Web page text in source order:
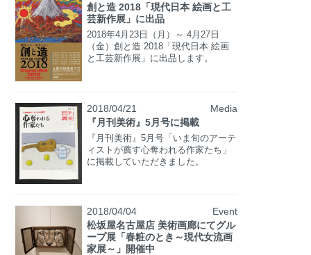
創と造 2018「現代日本 絵画と工
芸新作展」に出品
2018年4月23日（月）～ 4月27日
（金）創と造 2018「現代日本 絵画
と工芸新作展」に出品します。
Media
2018/04/21
『月刊美術』5月号に掲載
『月刊美術』5月号「いま旬のアーテ
ィストが薦す心奪われる作家たち」
に掲載していただきました。
Event
2018/04/04
松坂屋名古屋店 美術画廊にてグル
ープ展「春粧のとき～現代女流画
家展～」開催中